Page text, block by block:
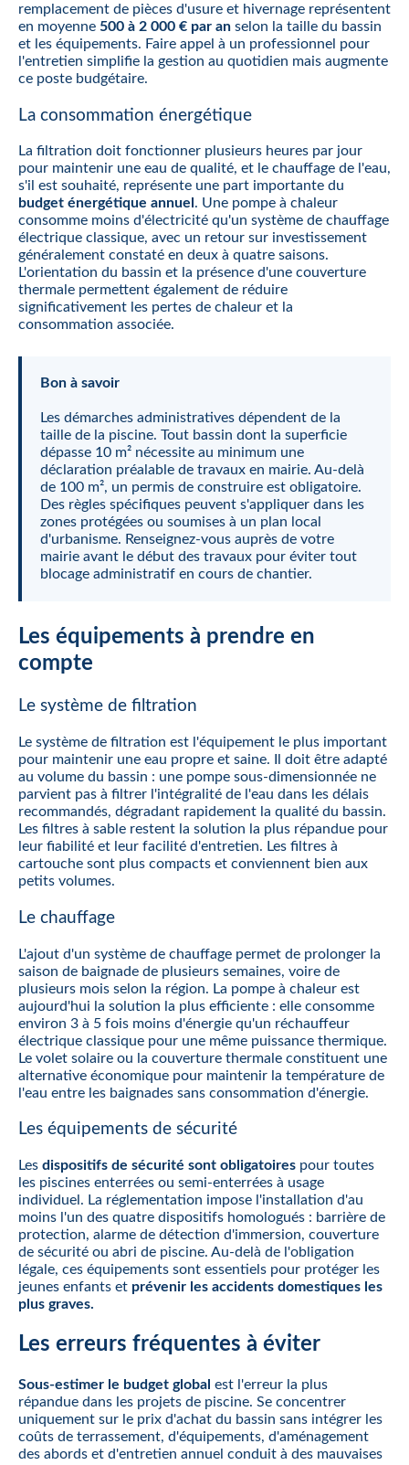
remplacement de pièces d'usure et hivernage représentent
en moyenne 500 à 2 000 € par an selon la taille du bassin
et les équipements. Faire appel à un professionnel pour
l'entretien simplifie la gestion au quotidien mais augmente
ce poste budgétaire.
La consommation énergétique
La filtration doit fonctionner plusieurs heures par jour
pour maintenir une eau de qualité, et le chauffage de l'eau,
s'il est souhaité, représente une part importante du
budget énergétique annuel . Une pompe à chaleur
consomme moins d'électricité qu'un système de chauffage
électrique classique, avec un retour sur investissement
généralement constaté en deux à quatre saisons.
L'orientation du bassin et la présence d'une couverture
thermale permettent également de réduire
significativement les pertes de chaleur et la
consommation associée.
Bon à savoir
Les démarches administratives dépendent de la
taille de la piscine. Tout bassin dont la superficie
dépasse 10 m² nécessite au minimum une
déclaration préalable de travaux en mairie. Au-delà
de 100 m², un permis de construire est obligatoire.
Des règles spécifiques peuvent s'appliquer dans les
zones protégées ou soumises à un plan local
d'urbanisme. Renseignez-vous auprès de votre
mairie avant le début des travaux pour éviter tout
blocage administratif en cours de chantier.
Les équipements à prendre en
compte
Le système de filtration
Le système de filtration est l'équipement le plus important
pour maintenir une eau propre et saine. Il doit être adapté
au volume du bassin : une pompe sous-dimensionnée ne
parvient pas à filtrer l'intégralité de l'eau dans les délais
recommandés, dégradant rapidement la qualité du bassin.
Les filtres à sable restent la solution la plus répandue pour
leur fiabilité et leur facilité d'entretien. Les filtres à
cartouche sont plus compacts et conviennent bien aux
petits volumes.
Le chauffage
L'ajout d'un système de chauffage permet de prolonger la
saison de baignade de plusieurs semaines, voire de
plusieurs mois selon la région. La pompe à chaleur est
aujourd'hui la solution la plus efficiente : elle consomme
environ 3 à 5 fois moins d'énergie qu'un réchauffeur
électrique classique pour une même puissance thermique.
Le volet solaire ou la couverture thermale constituent une
alternative économique pour maintenir la température de
l'eau entre les baignades sans consommation d'énergie.
Les équipements de sécurité
Les dispositifs de sécurité sont obligatoires pour toutes
les piscines enterrées ou semi-enterrées à usage
individuel. La réglementation impose l'installation d'au
moins l'un des quatre dispositifs homologués : barrière de
protection, alarme de détection d'immersion, couverture
de sécurité ou abri de piscine. Au-delà de l'obligation
légale, ces équipements sont essentiels pour protéger les
jeunes enfants et prévenir les accidents domestiques les
plus graves.
Les erreurs fréquentes à éviter
Sous-estimer le budget global est l'erreur la plus
répandue dans les projets de piscine. Se concentrer
uniquement sur le prix d'achat du bassin sans intégrer les
coûts de terrassement, d'équipements, d'aménagement
des abords et d'entretien annuel conduit à des mauvaises